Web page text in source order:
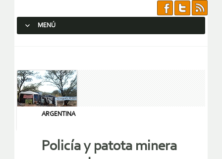
MENÚ
ARGENTINA
Policía y patota minera